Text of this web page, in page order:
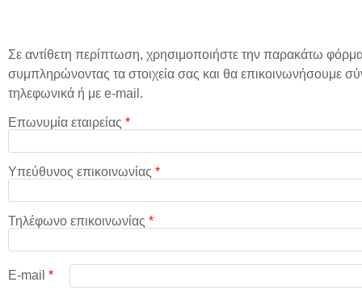
Σε αντίθετη περίπτωση, χρησιμοποιήστε την παρακάτω
συμπληρώνοντας τα στοιχεία σας και θα επικοινωνήσουμε
τηλεφωνικά ή με e-mail.
Επωνυμία εταιρείας *
Υπεύθυνος επικοινωνίας *
Τηλέφωνο επικοινωνίας *
E-mail *